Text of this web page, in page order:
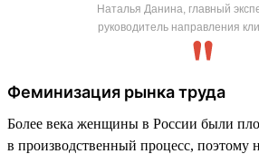
Наталья Данина, главный
руководитель направления
Феминизация рынка труда
Более века женщины в России были
в производственный процесс, поэтому